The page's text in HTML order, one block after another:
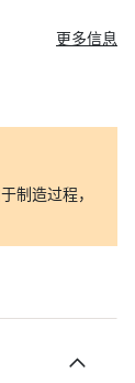
更多信息
制造过程，